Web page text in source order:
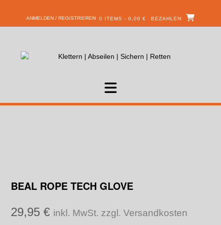
ANMELDEN / REGISTRIEREN 0 ITEMS - 0,00 € BEZAHLEN
BEAL ROPE TECH GLOVE
29,95 € inkl. MwSt. zzgl. Versandkosten